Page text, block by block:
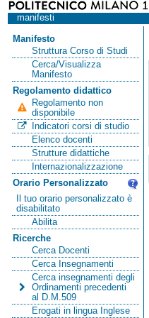
manifesti
Manifesto
Struttura Corso di Studi
Cerca/Visualizza
Manifesto
Regolamento didattico
Regolamento non
disponibile
Indicatori corsi di studio
Elenco docenti
Strutture didattiche
Internazionalizzazione
Orario Personalizzato
Il tuo orario personalizzato è
disabilitato
Abilita
Ricerche
Cerca Docenti
Cerca Insegnamenti
Cerca insegnamenti degli
Ordinamenti precedenti
al D.M.509
Erogati in lingua Inglese